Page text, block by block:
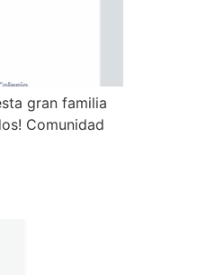
gran familia
Comunidad